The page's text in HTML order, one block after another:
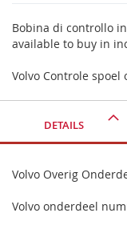
Bobina di controllo
available to buy in
Volvo Controle spoel
DETAILS
Volvo Overig
Volvo onderdeel